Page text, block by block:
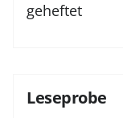
geheftet
Leseprobe